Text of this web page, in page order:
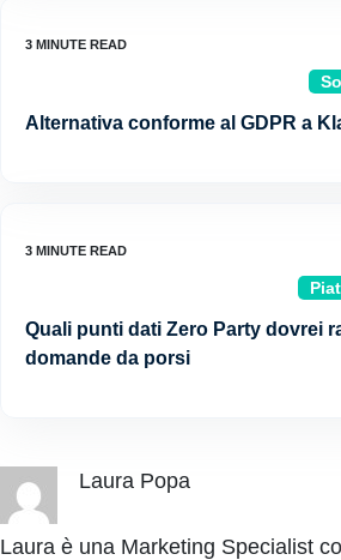
Alternativa conforme al GDPR a
Quali punti dati Zero Party dovrei
domande da porsi
Laura Popa
Laura è una Marketing Specialist